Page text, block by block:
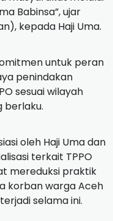
Babinsa”, ujar
kepada Haji Uma.
untuk peran
penindakan
sesuai wilayah
berlaku.
oleh Haji Uma dan
terkait TPPO
mereduksi praktik
korban warga Aceh
selama ini.